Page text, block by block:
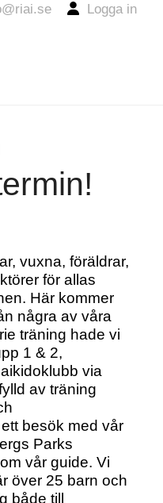
Logga in
vuxna, föräldrar,
för allas
Här kommer
några av våra
träning hade vi
1 & 2,
via
av träning
besök med vår
Parks
vår guide. Vi
över 25 barn och
både till